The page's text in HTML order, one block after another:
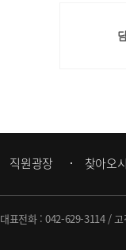
직원광장 찾아오
대표전화 :042-629-3114/ 고